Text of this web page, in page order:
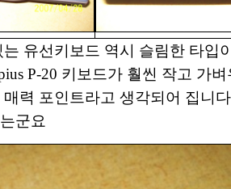
유선키보드 역시 슬림한 타입
P-20 키보드가 훨씬 작고 가
력 포인트라고 생각되어 집니
군요